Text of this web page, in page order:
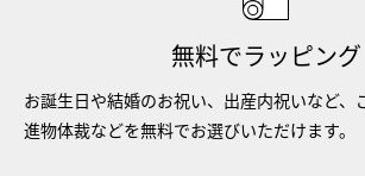
無料でラッピング
お誕生日や結婚のお祝い、出産内祝いなど、
進物体裁などを無料でお選びいただけます。